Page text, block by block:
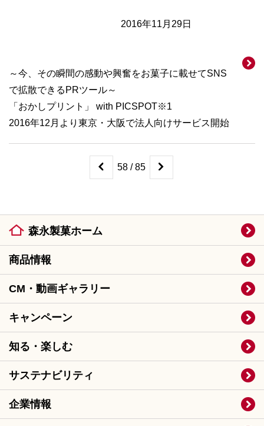
2016年11月29日
～今、その瞬間の感動や興奮をお菓子に載せてSNS
で拡散できるPRツール～
「おかしプリント」 with PICSPOT※1
2016年12月より東京・大阪で法人向けサービス開始
58 / 85
森永製菓ホーム
商品情報
CM・動画ギャラリー
キャンペーン
知る・楽しむ
サステナビリティ
企業情報